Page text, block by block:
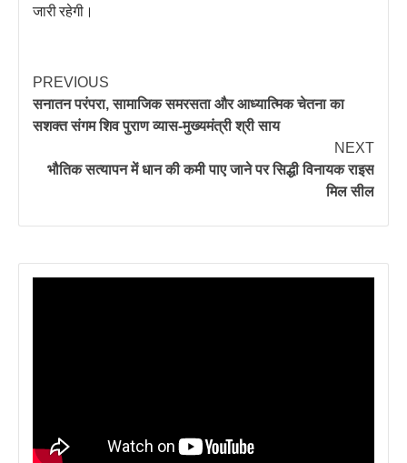
जारी रहेगी।
PREVIOUS
सनातन परंपरा, सामाजिक समरसता और आध्यात्मिक चेतना का
सशक्त संगम शिव पुराण व्यास-मुख्यमंत्री श्री साय
NEXT
भौतिक सत्यापन में धान की कमी पाए जाने पर सिद्धी विनायक राइस
मिल सील